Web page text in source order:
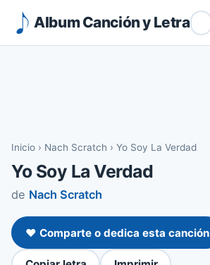
Album Canción y Letra
Inicio › Nach Scratch › Yo Soy La Verdad
Yo Soy La Verdad
de Nach Scratch
❤️ Comparte o dedica esta canción